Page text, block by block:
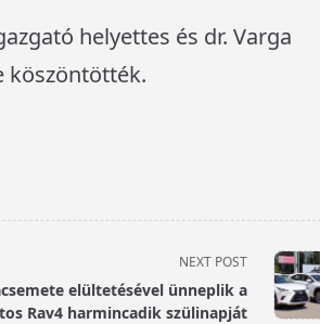
helyettes és dr. Varga
köszöntötték.
NEXT POST
elültetésével ünneplik a
Rav4 harmincadik szülinapját